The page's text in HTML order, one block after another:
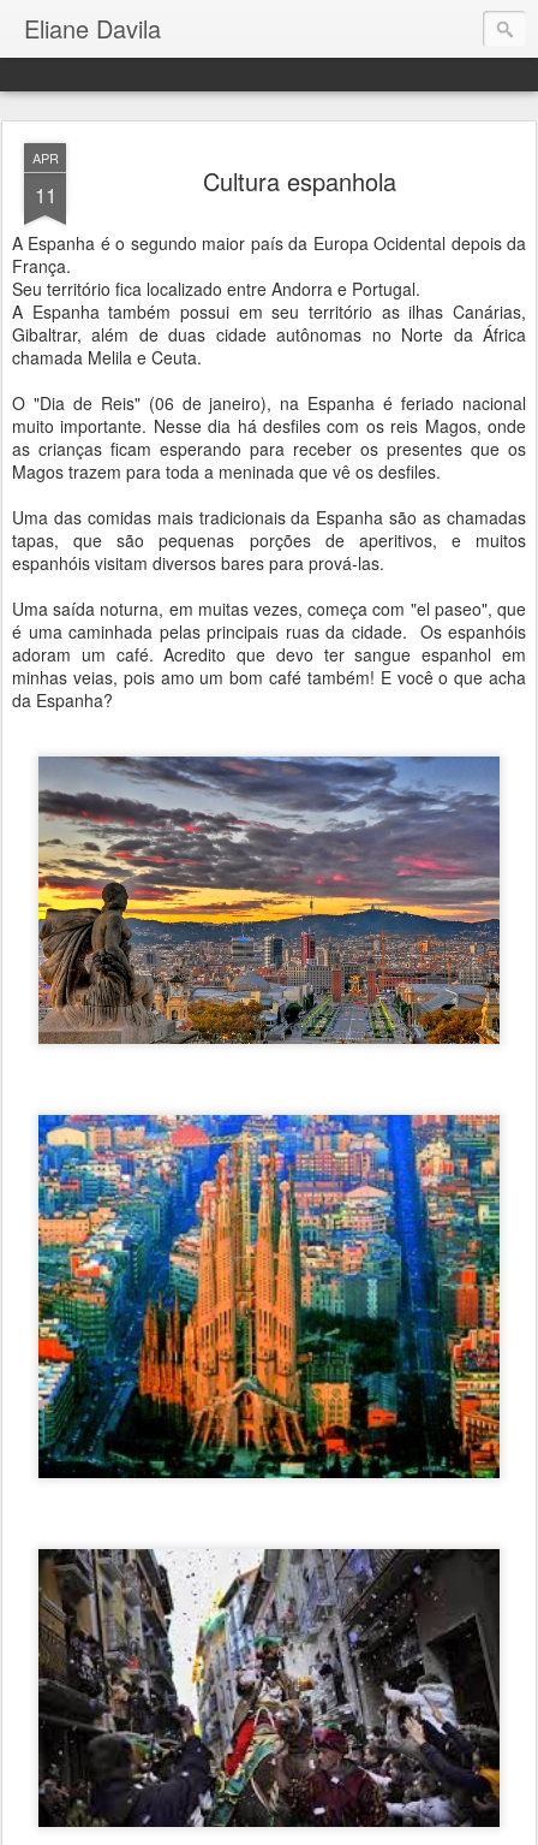
Eliane Davila
APR
11 Cultura espanhola
A Espanha é o segundo maior país da Europa Ocidental depois da
França.
Seu território fica localizado entre Andorra e Portugal.
A Espanha também possui em seu território as ilhas Canárias,
Gibaltrar, além de duas cidade autônomas no Norte da África
chamada Melila e Ceuta.
O "Dia de Reis" (06 de janeiro), na Espanha é feriado nacional
muito importante. Nesse dia há desfiles com os reis Magos, onde
as crianças ficam esperando para receber os presentes que os
Magos trazem para toda a meninada que vê os desfiles.
Uma das comidas mais tradicionais da Espanha são as chamadas
tapas, que são pequenas porções de aperitivos, e muitos
espanhóis visitam diversos bares para prová-las.
Uma saída noturna, em muitas vezes, começa com "el paseo", que
é uma caminhada pelas principais ruas da cidade. Os espanhóis
adoram um café. Acredito que devo ter sangue espanhol em
minhas veias, pois amo um bom café também! E você o que acha
da Espanha?